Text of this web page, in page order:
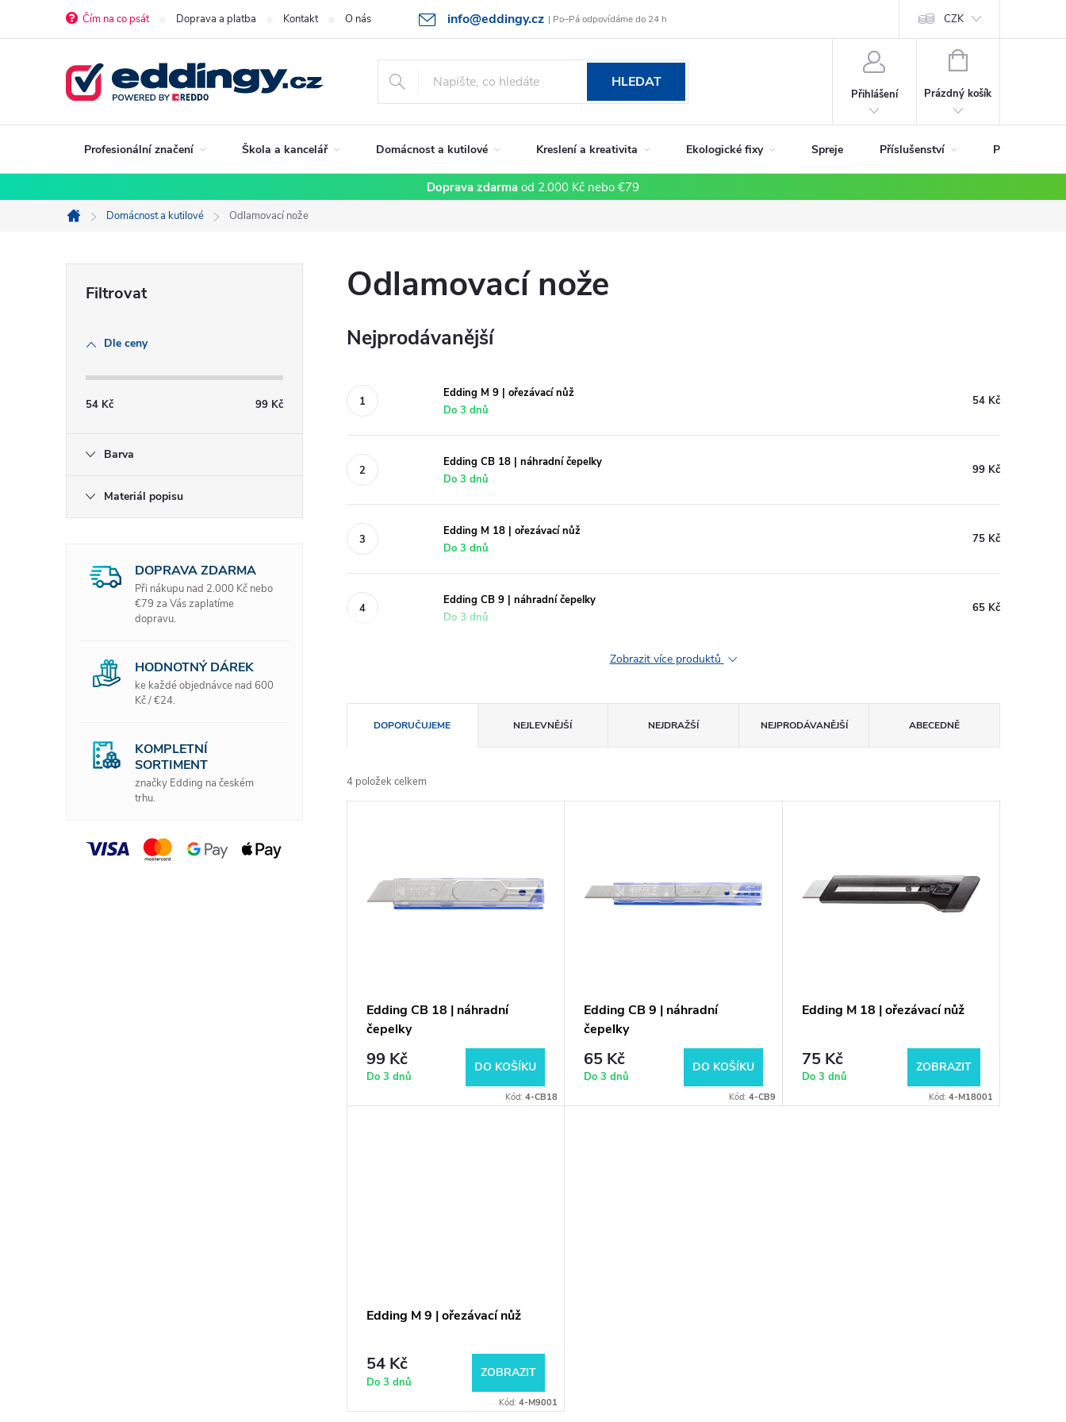
info@eddingy.cz | Po–Pá odpovídáme do 24 h
Čím na co psát Doprava a platba Kontakt O nás Rady a tipy Vrácení zboží a reklamace Obchodní podmínky CZK
HLEDAT
Přihlášení
NÁKUPNÍ
Prázdný košík
Profesionální značení Škola a kancelář Domácnost a kutilové Kreslení a kreativita Ekologické fixy Spreje Příslušenství Podle
Doprava zdarma od 2.000 Kč nebo €79
Domů
Domácnost a kutilové Odlamovací nože
n
Dle ceny
54 Kč 99 Kč
Barva
Materiál popisu
DOPRAVA ZDARMA
Při nákupu nad 2.000 Kč nebo
€79 za Vás zaplatíme
dopravu.
HODNOTNÝ DÁREK
ke každé objednávce nad 600
Kč / €24.
KOMPLETNÍ
SORTIMENT
značky Edding na českém
trhu.
Odlamovací nože
Nejprodávanější
Edding M 9 | ořezávací nůž
Do 3 dnů
54 Kč
Edding CB 18 | náhradní čepelky
Do 3 dnů
99 Kč
Edding M 18 | ořezávací nůž
Do 3 dnů
75 Kč
Edding CB 9 | náhradní čepelky
Do 3 dnů
65 Kč
Zobrazit více produktů
a
z
u
DOPORUČUJEME NEJLEVNĚJŠÍ NEJDRAŽŠÍ NEJPRODÁVANĚJŠÍ ABECEDNĚ
4 položek celkem
o
Edding CB 18 | náhradní
čepelky
99 Kč
Do 3 dnů
DO KOŠÍKU
Kód:4-CB18
Edding CB 9 | náhradní
čepelky
65 Kč
Do 3 dnů
DO KOŠÍKU
Kód: 4-CB9
Edding M 18 | ořezávací nůž
75 Kč
Do 3 dnů
ZOBRAZIT
Kód: 4-M18001
Edding M 9 | ořezávací nůž
54 Kč
Do 3 dnů
ZOBRAZIT
Kód:4-M9001